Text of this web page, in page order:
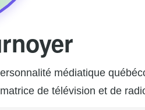
médiatique
de télévision et de